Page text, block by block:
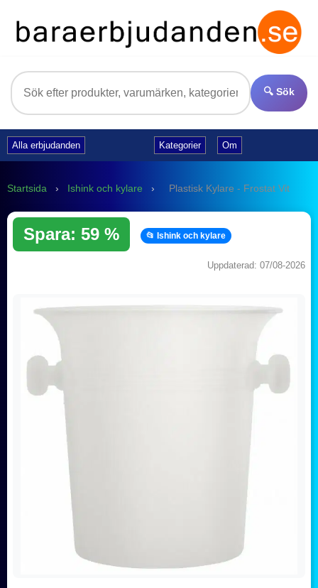
🔍 Sök
Alla erbjudanden Kategorier Om
Startsida › Ishink och kylare › Plastisk Kylare - Frostat Vit
Spara: 59 % 📂 Ishink och kylare
Uppdaterad: 07/08-2026